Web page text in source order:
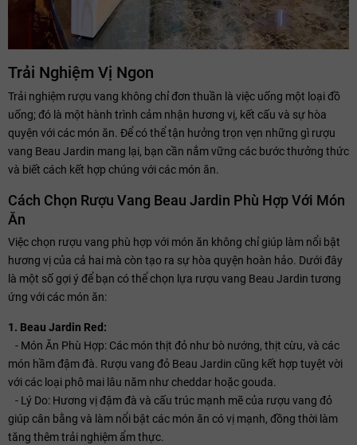
Trải Nghiệm Vị Ngon
Trải nghiệm rượu vang không chỉ đơn thuần là việc uống một loại đồ
uống; đó là một hành trình cảm nhận hương vị, kết cấu và sự hòa
quyện với các món ăn. Để có thể tận hưởng trọn vẹn những gì rượu
vang Beau Jardin mang lại, bạn cần nắm vững các bước thưởng thức
và biết cách kết hợp chúng với các món ăn.
Cách Chọn Rượu Vang Beau Jardin Phù Hợp Với Món
Ăn
Việc chọn rượu vang phù hợp với món ăn không chỉ giúp làm nổi bật
hương vị của cả hai mà còn tạo ra sự hòa quyện hoàn hảo. Dưới đây
là một số gợi ý để bạn có thể chọn lựa rượu vang Beau Jardin tương
ứng với các món ăn:
1. Beau Jardin Red:
- Món Ăn Phù Hợp: Các món thịt đỏ như bò nướng, thịt cừu, và các
món hầm đậm đà. Rượu vang đỏ Beau Jardin cũng kết hợp tuyệt vời
với các loại phô mai lâu năm như cheddar hoặc gouda.
- Lý Do: Hương vị đậm đà và cấu trúc mạnh mẽ của rượu vang đỏ
giúp cân bằng và làm nổi bật các món ăn có vị mạnh, đồng thời làm
tăng thêm trải nghiệm ẩm thực.